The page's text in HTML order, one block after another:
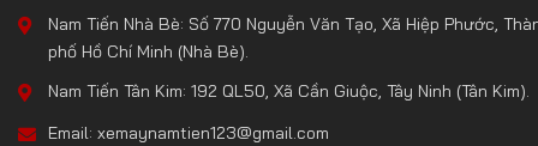
Nam Tiến Nhà Bè: Số 770 Nguyễn Văn Tạo, Xã Hiệp Phước,
phố Hồ Chí Minh (Nhà Bè).
Nam Tiến Tân Kim: 192 QL50, Xã Cần Giuộc, Tây Ninh (Tân Kim).
Email: xemaynamtien123@gmail.com